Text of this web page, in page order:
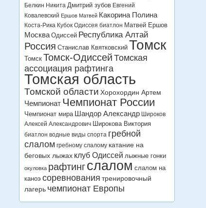
Белкин Никита Дмитрий зубов Евгений
Ковалевский Ершов Матвей Какорина Полина
Коста-Рика Кубок Одиссея биатлон Матвей Ершов
Москва Одиссей Республика Алтай
Россия Станислав Квятковский Томск
Томск Томск-Одиссей Томская
ассоциация рафтинга
Томская область
Томской области Хорохордин Артем
Чемпионат Чемпионат России
Чемпионат мира Шандор Александр Широков
Алексей Александрович Широкова Виктория
биатлон водные виды спорта гребной
слалом гребному слалому катание на
беговых лыжах клуб Одиссей лыжные гонки
окуловка рафтингслалом слалом на
каноэ соревнования тренировочный
лагерь чемпионат Европы